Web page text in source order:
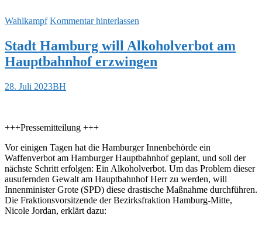
Wahlkampf Kommentar hinterlassen
Stadt Hamburg will Alkoholverbot am
Hauptbahnhof erzwingen
28. Juli 2023BH
+++Pressemitteilung +++
Vor einigen Tagen hat die Hamburger Innenbehörde ein
Waffenverbot am Hamburger Hauptbahnhof geplant, und soll der
nächste Schritt erfolgen: Ein Alkoholverbot. Um das Problem dieser
ausufernden Gewalt am Hauptbahnhof Herr zu werden, will
Innenminister Grote (SPD) diese drastische Maßnahme durchführen.
Die Fraktionsvorsitzende der Bezirksfraktion Hamburg-Mitte,
Nicole Jordan, erklärt dazu: